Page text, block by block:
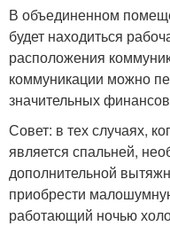
В объединенном
будет находиться
расположения
коммуникации можно
значительных
Совет: в тех случаях,
является спальней,
дополнительной
приобрести
работающий ночью